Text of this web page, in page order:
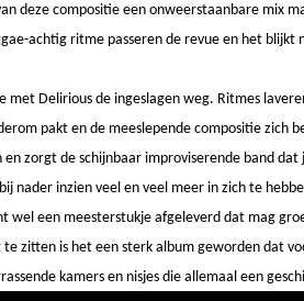
deze compositie een onweerstaanbare mix
achtig ritme passeren de revue en het
met Delirious de ingeslagen weg. Ritmes
pakt en de meeslepende compositie zich
en zorgt de schijnbaar improviserende band
nader inzien veel en veel meer in zich te
wel een meesterstukje afgeleverd dat mag
zitten is het een sterk album geworden dat
kamers en nisjes die allemaal een